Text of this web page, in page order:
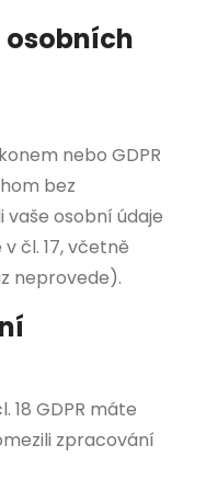
osobních
nebo GDPR
bez
osobní údaje
čl. 17, včetně
neprovede).
GDPR máte
zpracování